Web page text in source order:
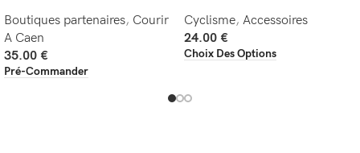
Boutiques partenaires, Courir
A Caen
35.00 €
Pré-Commander
Cyclisme, Accessoires
24.00 €
Choix Des Options